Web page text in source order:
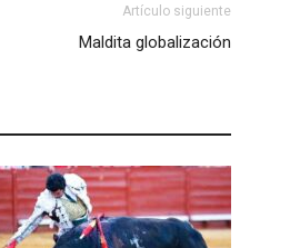
Artículo siguiente
Maldita globalización